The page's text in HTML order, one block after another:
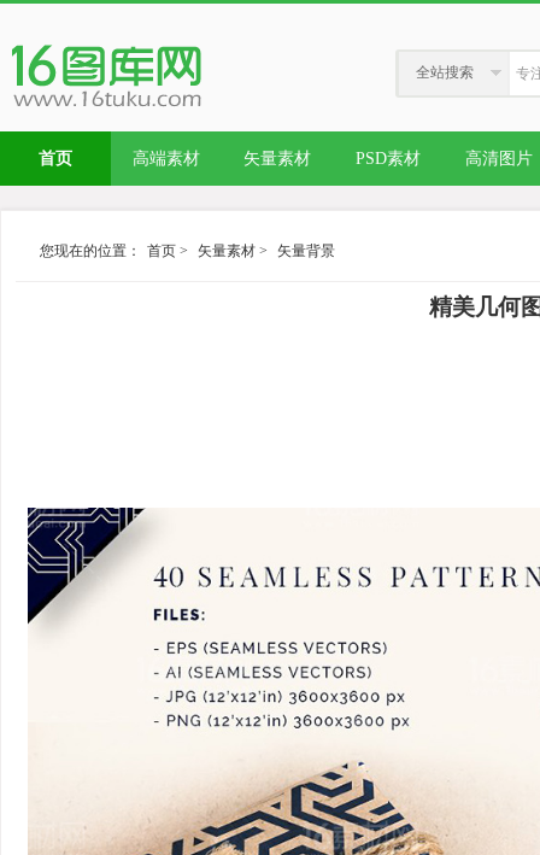
全站搜索
首页 高端素材 矢量素材 PSD素材 高清图片
您现在的位置： 首页 > 矢量素材 > 矢量背景
精美几何